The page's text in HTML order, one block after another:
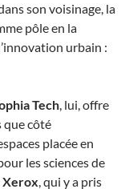
son voisinage, la
pôle en la
urbain :
Tech, lui, offre
que côté
placée en
les sciences de
Xerox, qui y a pris